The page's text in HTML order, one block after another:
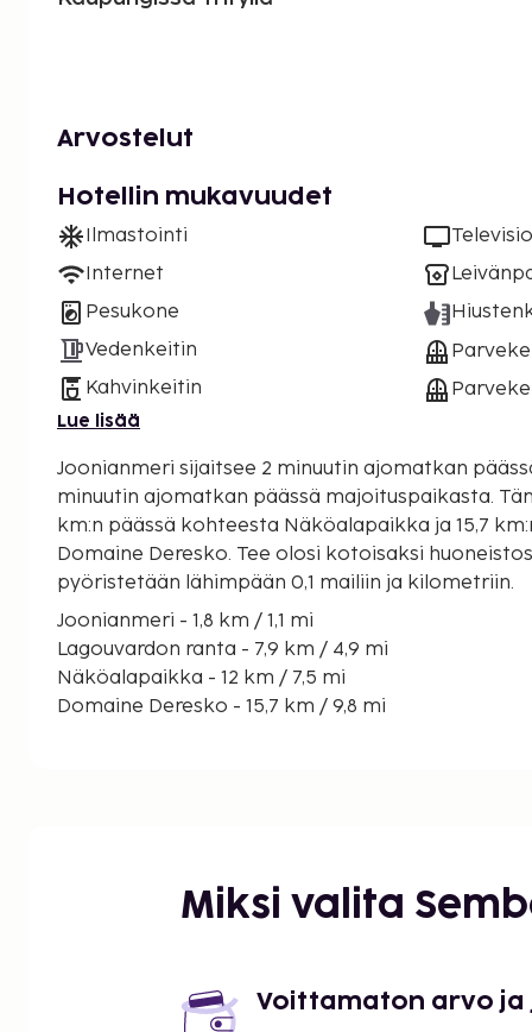
Arvostelut
Hotellin mukavuudet
Ilmastointi
Internet
Pesukone
Vedenkeitin
Kahvinkeitin
Televisio
Parveke
Lue lisää
Joonianmeri sijaitsee 2 minuutin ajomatkan
minuutin ajomatkan päässä majoituspaikasta. Tämä huoneisto sijaitsee 12
km:n päässä kohteesta Näköalapaikka ja 15,7
Domaine Deresko. Tee olosi kotoisaksi
pyöristetään lähimpään 0,1 mailiin ja kilometriin.
Joonianmeri - 1,8 km / 1,1 mi
Lagouvardon ranta - 7,9 km / 4,9 mi
Näköalapaikka - 12 km / 7,5 mi
Domaine Deresko - 15,7 km / 9,8 mi
Kalo Neron ranta - 23,3 km / 14,5 mi
Peristerian mykeneläinen hauta - 26,1 km / 16,2 mi
Gialovan laguuni - 26,6 km / 16,5 mi
Miksi valita
Voittamaton arvo ja